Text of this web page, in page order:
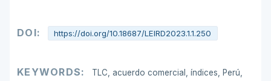
DOI: https://doi.org/10.18687/LEIRD2023.1.1.250
KEYWORDS:
TLC, acuerdo comercial, índices, Perú,